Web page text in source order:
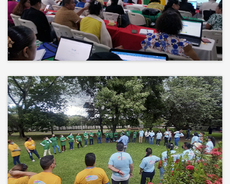
No hay mejor techo que el cielo ni
mejor decorado que la naturaleza.
Más que un auditorio, el corazón
de tu evento